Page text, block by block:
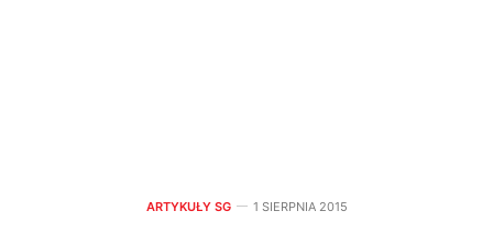
ARTYKUŁY SG 1 SIERPNIA 2015